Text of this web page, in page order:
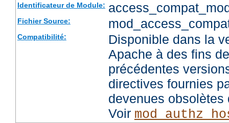
Identificateur de Module:
Fichier Source:
Compatibilité:
Disponible dans la
Apache à des fins
précédentes
directives fournies
devenues
Voir